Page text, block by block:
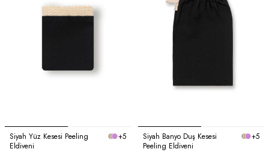
Siyah Yüz Kesesi Peeling
Eldiveni
+5
Siyah Banyo Duş Kesesi
Peeling Eldiveni
+5